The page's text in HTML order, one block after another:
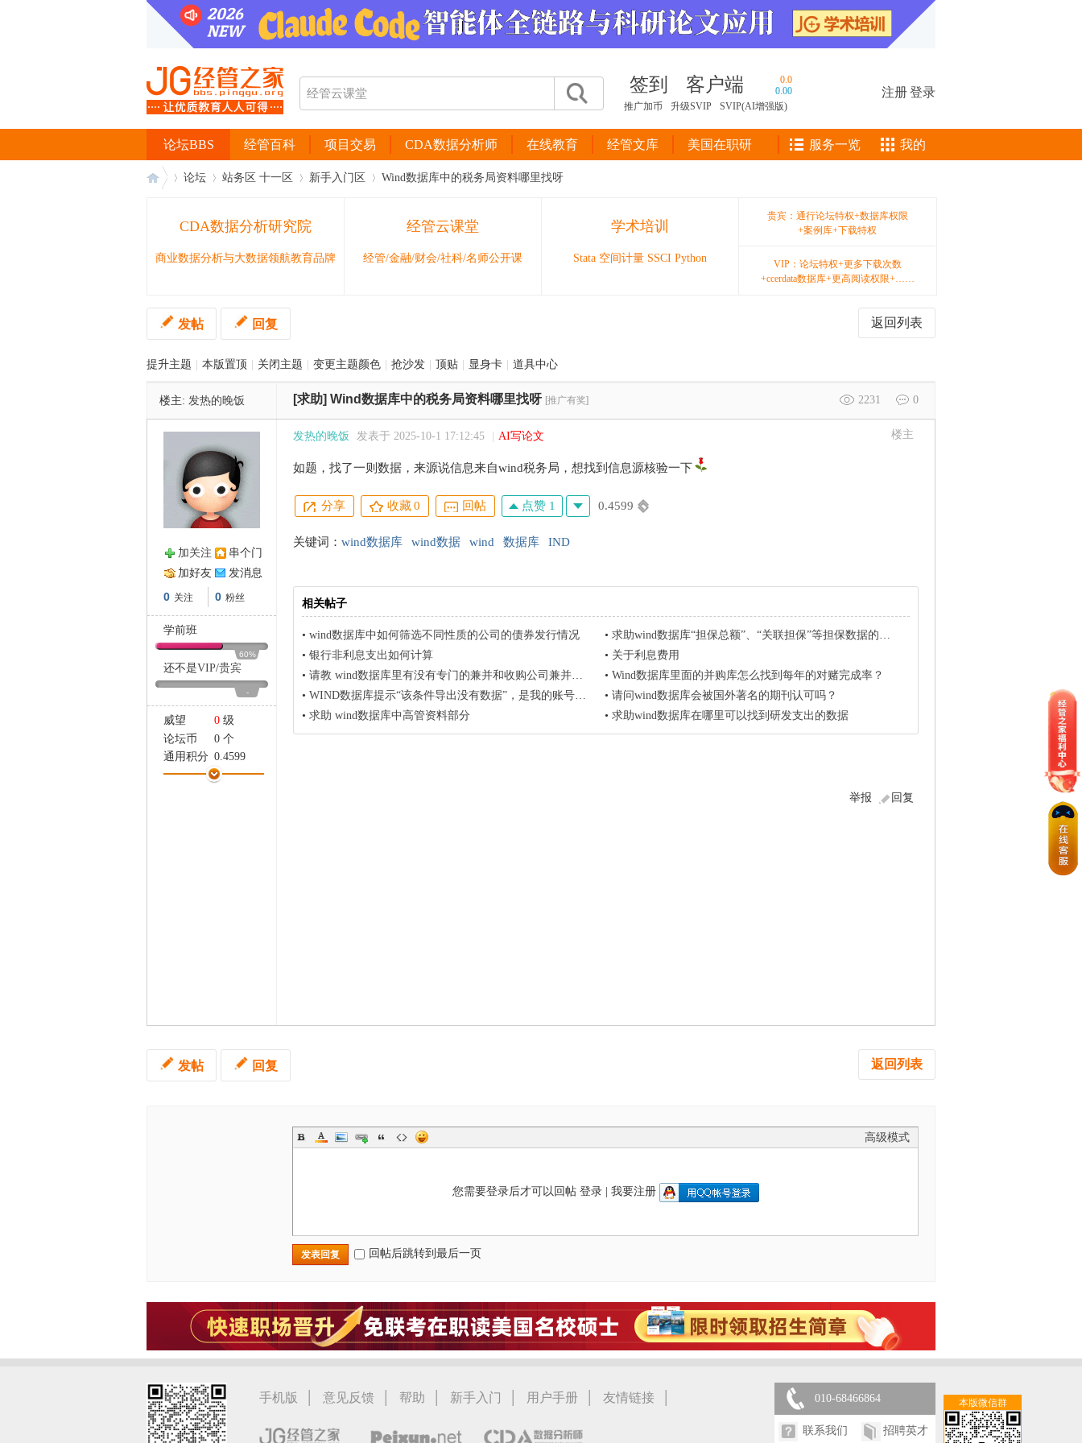
签到 客户端
0.0
0.00
推广加币
升级SVIP SVIP(AI增强版)
注册登录
经管百科 项目交易 CDA数据分析师 在线教育 经管文库 美国在职研
论坛BBS 服务一览 我的
论坛 站务区 十一区 新手入门区 Wind数据库中的税务局资料哪里找呀
CDA数据分析研究院
商业数据分析与大数据领航教育品牌
经管云课堂
经管/金融/财会/社科/名师公开课
学术培训
Stata 空间计量 SSCI Python
贵宾：通行论坛特权+数据库权限
+案例库+下载特权
VIP：论坛特权+更多下载次数
+ccerdata数据库+更高阅读权限+……
返回列表
发帖 回复
提升主题 本版置顶 关闭主题 变更主题颜色 抢沙发 顶贴 显身卡 道具中心
楼主: 发热的晚饭 2231 0
[求助] Wind数据库中的税务局资料哪里找呀 [推广有奖]
加关注
串个门
加好友
发消息
0 关注 0 粉丝
学前班
60%
还不是VIP/贵宾
-
威望 0 级
论坛币
0 个
通用积分 0.4599
学术水平
0 点
楼主
发热的晚饭 发表于 2025-10-1 17:12:45 AI写论文
如题，找了一则数据，来源说信息来自wind税务局，想找到信息源核验一下
分享 收藏0 回帖 点赞 1 0.4599
关键词： wind数据库 wind数据 wind 数据库 IND
相关帖子
• wind数据库中如何筛选不同性质的公司的债券发行情况 • 求助wind数据库“担保总额”、“关联担保”等担保数据的计算说明
• 银行非利息支出如何计算 • 关于利息费用
• 请教 wind数据库里有没有专门的兼并和收购公司兼并前和兼并后的股价 • Wind数据库里面的并购库怎么找到每年的对赌完成率？
• WIND数据库提示“该条件导出没有数据”，是我的账号问题还是操作问题？有图 • 请问wind数据库会被国外著名的期刊认可吗？
• 求助 wind数据库中高管资料部分 • 求助wind数据库在哪里可以找到研发支出的数据
回复
举报
返回列表
发帖 回复
高级模式
您需要登录后才可以回帖 登录| 我要注册
发表回复 回帖后跳转到最后一页
本版微信群
手机版 | 意见反馈 | 帮助 | 新手入门 | 用户手册 | 友情链接 | 010-68466864
联系我们 招聘英才